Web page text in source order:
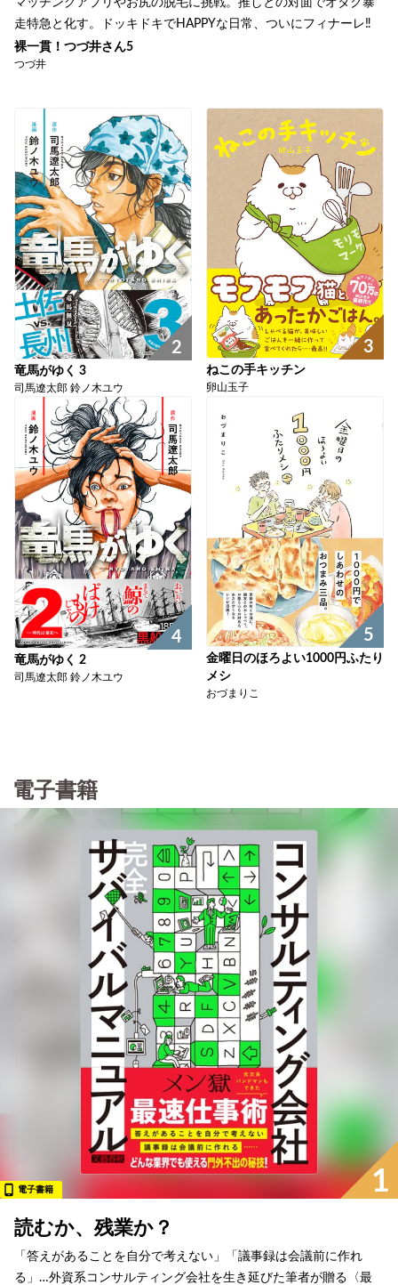
マッチングアプリやお尻の脱毛に挑戦。推しとの対面でオタク暴
走特急と化す。ドッキドキでHAPPYな日常、ついにフィナーレ‼︎
裸一貫！つづ井さん5
つづ井
2
竜馬がゆく 3
司馬遼太郎 鈴ノ木ユウ
3
ねこの手キッチン
卵山玉子
4
竜馬がゆく 2
司馬遼太郎 鈴ノ木ユウ
5
金曜日のほろよい1000円ふたり
メシ
おづまりこ
電子書籍
1
電子書籍
読むか、残業か？
「答えがあることを自分で考えない」「議事録は会議前に作れ
る」…外資系コンサルティング会社を生き延びた筆者が贈る〈最